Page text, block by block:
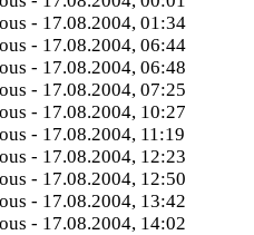
- 17.08.2004, 01:34
- 17.08.2004, 06:44
- 17.08.2004, 06:48
- 17.08.2004, 07:25
- 17.08.2004, 10:27
- 17.08.2004, 11:19
- 17.08.2004, 12:23
- 17.08.2004, 12:50
- 17.08.2004, 13:42
- 17.08.2004, 14:02